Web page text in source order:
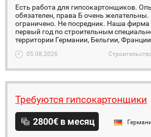
Есть работа для гипсокартонщиков.
обязателен, права Б очень
ограничено. Не посредник. Наша фирма
первый год по строительным
территории Германии, Бельгии,
05.08.2026
Требуются гипсокартонщики
2800€ в месяц